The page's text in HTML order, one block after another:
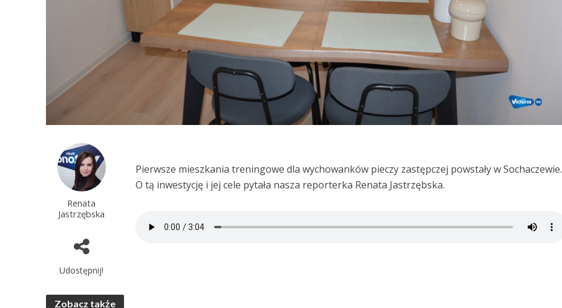
Renata
Jastrzębska
Udostępnij!
Pierwsze mieszkania treningowe dla wychowanków pieczy zastępczej powstały w Sochaczewie.
O tą inwestycję i jej cele pytała nasza reporterka Renata Jastrzębska.
Zobacz także